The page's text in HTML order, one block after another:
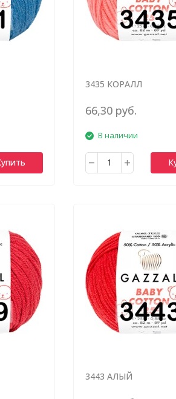
3435 КОРАЛЛ
66,30 руб.
В наличии
3443 АЛЫЙ